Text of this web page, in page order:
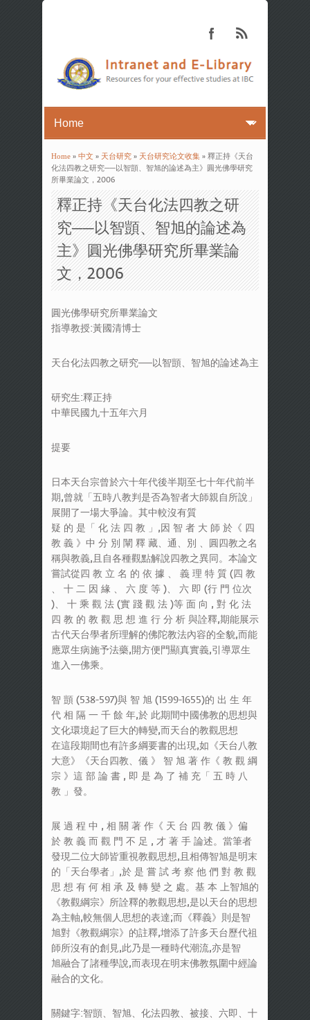
You are here
Home» 中文 » 天台研究» 天台研究论文收集» 釋正持《天台
化法四教之研究──以智顗、智旭的論述為主》圓光佛學研究
所畢業論文，2006
釋正持《天台化法四教之研
究──以智顗、智旭的論述為
主》圓光佛學研究所畢業論
文，2006
圓光佛學研究所畢業論文
指導教授:黃國清博士
天台化法四教之研究──以智顗、智旭的論述為主
研究生:釋正持
中華民國九十五年六月
提要
日本天台宗曾於六十年代後半期至七十年代前半
期,曾就「五時八教判是否為智者大師親自所說」
展開了一場大爭論。其中較沒有質
疑 的 是「 化 法 四 教 」,因 智 者 大 師 於《 四
教 義 》中 分 別 闡 釋 藏、通、別 、圓四教之名
稱與教義,且自各種觀點解說四教之異同。本論文
嘗試從四 教 立 名 的 依 據 、 義 理 特 質 (四 教
、 十 二 因 緣 、 六 度 等 )、 六 即 (行 門 位次
)、 十 乘 觀 法 (實 踐 觀 法 )等 面 向 , 對 化 法
四 教 的 教 觀 思 想 進 行 分 析 與詮釋,期能展示
古代天台學者所理解的佛陀教法內容的全貌,而能
應眾生病施予法藥,開方便門顯真實義,引導眾生
進入一佛乘。
智 顗 (538-597)與 智 旭 (1599-1655)的 出 生 年
代 相 隔 一 千 餘 年,於 此期間中國佛教的思想與
文化環境起了巨大的轉變,而天台的教觀思想
在這段期間也有許多綱要書的出現,如《天台八教
大意》《天台四教、儀 》 智 旭 著 作《 教 觀 綱
宗 》這 部 論 書 , 即 是 為 了 補 充「 五 時 八
教 」發。
展 過 程 中 , 相 關 著 作《 天 台 四 教 儀 》偏
於 教 義 而 觀 門 不 足 , 才 著 手 論述。當筆者
發現二位大師皆重視教觀思想,且相傳智旭是明末
的「天台學者」,於 是 嘗 試 考 察 他 們 對 教 觀
思 想 有 何 相 承 及 轉 變 之 處。基 本 上智旭的
《教觀綱宗》所詮釋的教觀思想,是以天台的思想
為主軸,較無個人思想的表達;而《釋義》則是智
旭對《教觀綱宗》的註釋,增添了許多天台歷代祖
師所沒有的創見,此乃是一種時代潮流,亦是智
旭融合了諸種學說,而表現在明末佛教氛圍中經論
融合的文化。
關鍵字:智顗、智旭、化法四教、被接、六即、十